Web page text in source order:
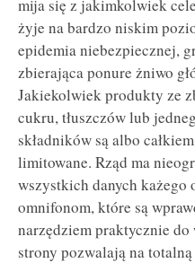
mija się z jakimkolwiek
żyje na bardzo niskim
epidemia niebezpiecznej,
zbierająca ponure żniwo
Jakiekolwiek produkty ze
cukru, tłuszczów lub
składników są albo
limitowane. Rząd ma
wszystkich danych każego
omnifonom, które są
narzędziem praktycznie
strony pozwalają na